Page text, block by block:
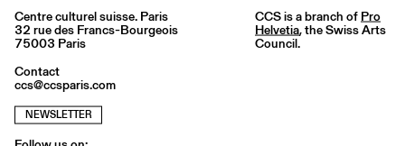
Centre culturel suisse. Paris
32 rue des Francs-Bourgeois
75003 Paris
Contact
ccs@ccsparis.com
NEWSLETTER
CCS is a branch of Pro
Helvetia, the Swiss Arts
Council.